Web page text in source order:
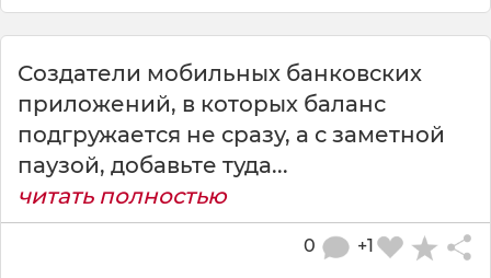
Создатели мобильных банковских
приложений, в которых баланс
подгружается не сразу, а с заметной
паузой, добавьте туда...
читать полностью
+1
0